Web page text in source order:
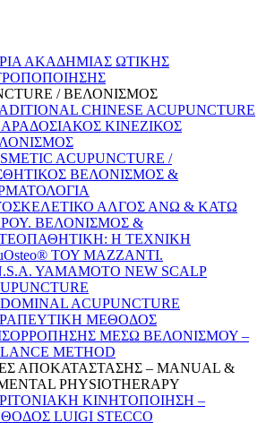
ΑΚΑΔΗΜΙΑΣ ΩΤΙΚΗΣ
/ ΒΕΛΟΝΙΣΜΟΣ
CHINESE ACUPUNCTURE
ΚΙΝΕΖΙΚΟΣ
ACUPUNCTURE /
ΒΕΛΟΝΙΣΜΟΣ &
ΑΛΓΟΣ ΑΝΩ & ΚΑΤΩ
ΒΕΛΟΝΙΣΜΟΣ &
Η ΤΕΧΝΙΚΗ
ΤΟΥ MAZZANTI.
YAMAMOTO NEW SCALP
ACUPUNCTURE
ΜΕΘΟΔΟΣ
ΜΕΣΩ ΒΕΛΟΝΙΣΜΟΥ –
METHOD
ΑΠΟΚΑΤΑΣΤΑΣΗΣ – MANUAL &
PHYSIOTHERAPY
ΚΙΝΗΤΟΠΟΙΗΣΗ –
LUIGI STECCO